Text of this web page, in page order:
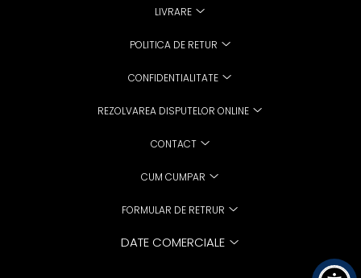
LIVRARE
POLITICA DE RETUR
CONFIDENTIALITATE
REZOLVAREA DISPUTELOR ONLINE
CONTACT
CUM CUMPAR
FORMULAR DE RETRUR
DATE COMERCIALE